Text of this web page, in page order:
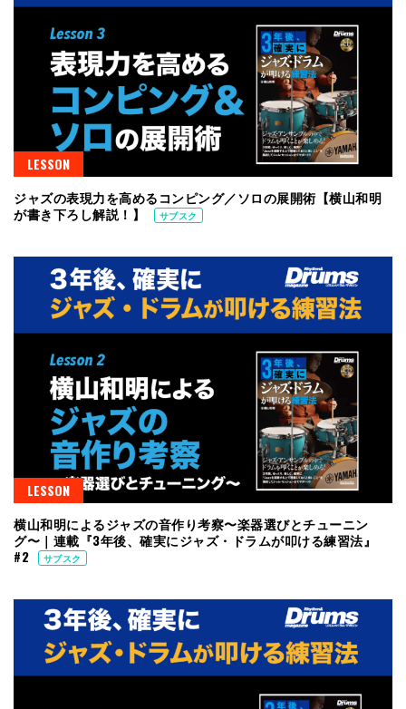
LESSON
ジャズの表現力を高めるコンピング／ソロの展開術【横山和明
が書き下ろし解説！】
サブスク
LESSON
横山和明によるジャズの音作り考察〜楽器選びとチューニン
グ〜｜連載『3年後、確実にジャズ・ドラムが叩ける練習法』
#2
サブスク